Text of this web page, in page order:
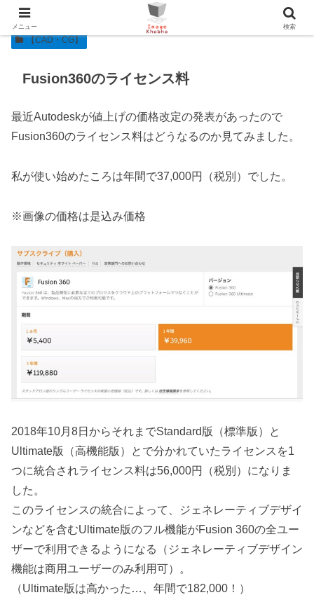
【CAD・CG】
Fusion360のライセンス料
最近Autodeskが値上げの価格改定の発表があったので
Fusion360のライセンス料はどうなるのか見てみました。
私が使い始めたころは年間で37,000円（税別）でした。
※画像の価格は是込み価格
2018年10月8日からそれまでStandard版（標準版）と
Ultimate版（高機能版）とで分かれていたライセンスを1
つに統合されライセンス料は56,000円（税別）になりま
した。
このライセンスの統合によって、ジェネレーティブデザイ
ンなどを含むUltimate版のフル機能がFusion 360の全ユー
ザーで利用できるようになる（ジェネレーティブデザイン
機能は商用ユーザーのみ利用可）。
（Ultimate版は高かった…、年間で182,000！）
メニュー 検索